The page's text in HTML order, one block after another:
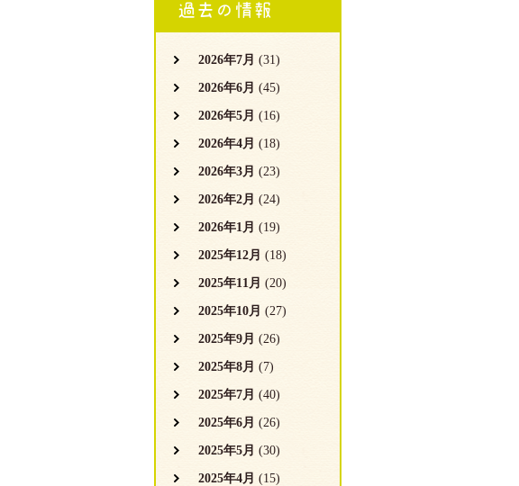
過去の情報
2026年7月 (31)
2026年6月 (45)
2026年5月 (16)
2026年4月 (18)
2026年3月 (23)
2026年2月 (24)
2026年1月 (19)
2025年12月 (18)
2025年11月 (20)
2025年10月 (27)
2025年9月 (26)
2025年8月 (7)
2025年7月 (40)
2025年6月 (26)
2025年5月 (30)
2025年4月 (15)